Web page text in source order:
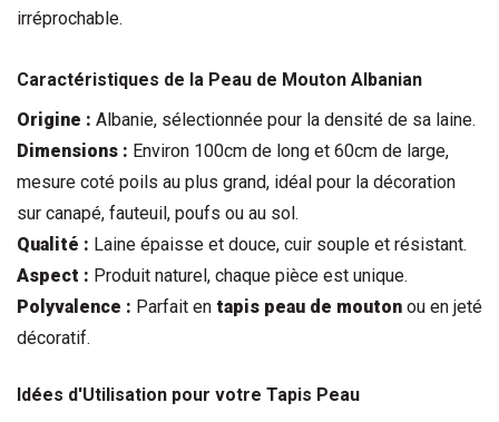
irréprochable.
Caractéristiques de la Peau de Mouton Albanian
Origine : Albanie, sélectionnée pour la densité de sa laine.
Dimensions : Environ 100cm de long et 60cm de large,
mesure coté poils au plus grand, idéal pour la décoration
sur canapé, fauteuil, poufs ou au sol.
Qualité : Laine épaisse et douce, cuir souple et résistant.
Aspect : Produit naturel, chaque pièce est unique.
Polyvalence : Parfait en tapis peau de mouton ou en jeté
décoratif.
Idées d'Utilisation pour votre Tapis Peau